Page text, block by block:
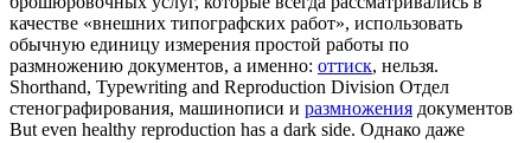
качестве «внешних типографских работ», использовать
обычную единицу измерения простой работы по
размножению документов, а именно: оттиск, нельзя.
Shorthand, Typewriting and Reproduction Division Отдел
стенографирования, машинописи и размножения документов
But even healthy reproduction has a dark side. Однако даже